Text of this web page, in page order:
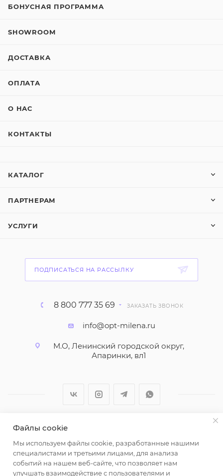
БОНУСНАЯ ПРОГРАММА
SHOWROOM
ДОСТАВКА
ОПЛАТА
О НАС
КОНТАКТЫ
КАТАЛОГ
ПАРТНЕРАМ
УСЛУГИ
ПОДПИСАТЬСЯ НА РАССЫЛКУ
8 800 777 35 69 ЗАКАЗАТЬ ЗВОНОК
info@opt-milena.ru
М.О, Ленинский городской округ,
Апаринки, вл1
2026 © ООО "Вайт Текстиль групп"
Любая информация на сайте носит справочный
характер и не является публичной офертой
определяемой положениями пункта 2 статьи 437
Файлы cookie
Мы используем файлы cookie, разработанные нашими
специалистами и третьими лицами, для анализа
событий на нашем веб-сайте, что позволяет нам
улучшать взаимодействие с пользователями и